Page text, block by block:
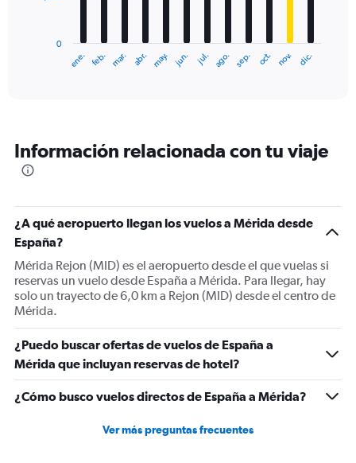
categories.
The
Y
axis
displaying
values.
Range:
0
to
ene. feb. mar. abr. may. jun. jul. ago. sep. oct. nov. dic.
0
Información relacionada con tu viaje
¿A qué aeropuerto llegan los vuelos a Mérida desde
España?
Mérida Rejon (MID) es el aeropuerto desde el que vuelas si
reservas un vuelo desde España a Mérida. Para llegar, hay
solo un trayecto de 6,0 km a Rejon (MID) desde el centro de
Mérida.
¿Puedo buscar ofertas de vuelos de España a
Mérida que incluyan reservas de hotel?
¿Cómo busco vuelos directos de España a Mérida?
Ver más preguntas frecuentes